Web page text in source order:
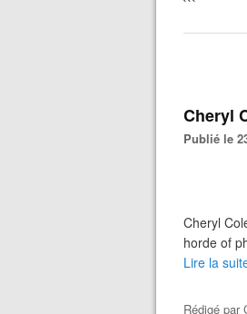
```
Cheryl
Publié le
Cheryl
horde of
Lire la
Rédigé par